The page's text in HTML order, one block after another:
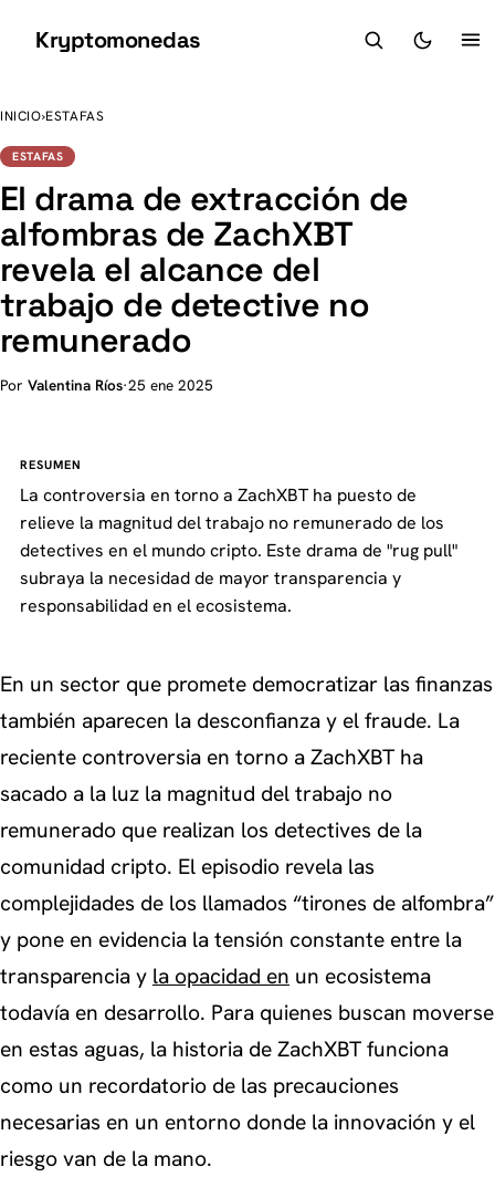
Kryptomonedas
INICIO›ESTAFAS
ESTAFAS
El drama de extracción de
alfombras de ZachXBT
revela el alcance del
trabajo de detective no
remunerado
Por Valentina Ríos·25 ene 2025
RESUMEN
La controversia en torno a ZachXBT ha puesto de
relieve la magnitud del trabajo no remunerado de los
detectives en el mundo cripto. Este drama de "rug pull"
subraya la necesidad de mayor transparencia y
responsabilidad en el ecosistema.
En un sector que promete democratizar las finanzas
también aparecen la desconfianza y el fraude. La
reciente controversia en torno a ZachXBT ha
sacado a la luz la magnitud del trabajo no
remunerado que realizan los detectives de la
comunidad cripto. El episodio revela las
complejidades de los llamados “tirones de alfombra”
y pone en evidencia la tensión constante entre la
transparencia y la opacidad en un ecosistema
todavía en desarrollo. Para quienes buscan moverse
en estas aguas, la historia de ZachXBT funciona
como un recordatorio de las precauciones
necesarias en un entorno donde la innovación y el
riesgo van de la mano.